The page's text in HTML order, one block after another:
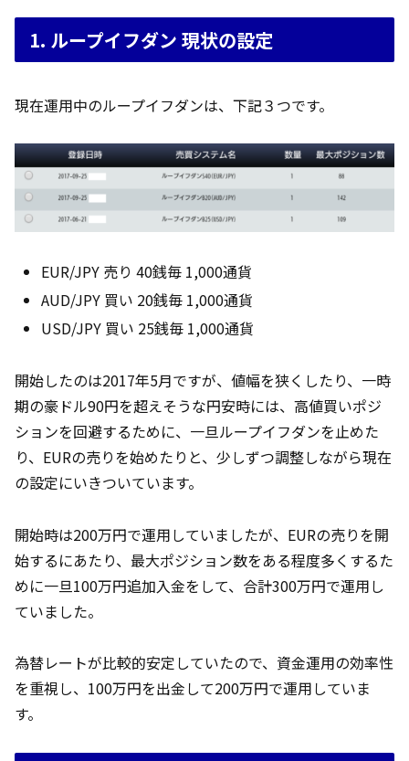
1. ループイフダン 現状の設定
現在運用中のループイフダンは、下記３つです。
EUR/JPY 売り 40銭毎 1,000通貨
AUD/JPY 買い 20銭毎 1,000通貨
USD/JPY 買い 25銭毎 1,000通貨
開始したのは2017年5月ですが、値幅を狭くしたり、一時
期の豪ドル90円を超えそうな円安時には、高値買いポジ
ションを回避するために、一旦ループイフダンを止めた
り、EURの売りを始めたりと、少しずつ調整しながら現在
の設定にいきついています。
開始時は200万円で運用していましたが、EURの売りを開
始するにあたり、最大ポジション数をある程度多くするた
めに一旦100万円追加入金をして、合計300万円で運用し
ていました。
為替レートが比較的安定していたので、資金運用の効率性
を重視し、100万円を出金して200万円で運用していま
す。